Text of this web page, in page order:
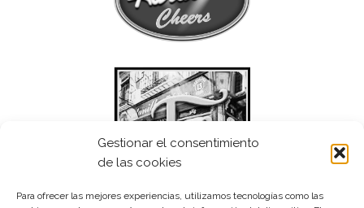
Gestionar el consentimiento
de las cookies
Para ofrecer las mejores experiencias, utilizamos tecnologías como las